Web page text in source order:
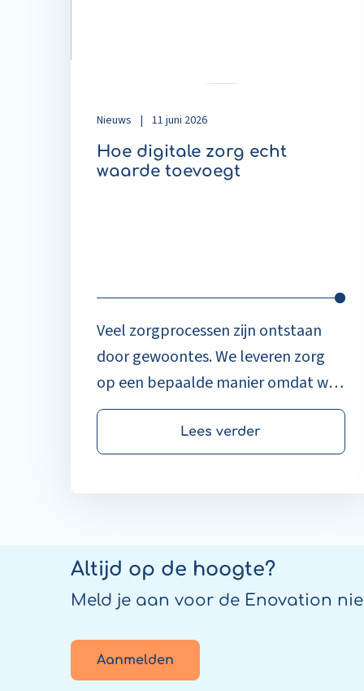
Nieuws | 11 juni 2026
Hoe digitale zorg echt
waarde toevoegt
Veel zorgprocessen zijn ontstaan
door gewoontes. We leveren zorg
op een bepaalde manier omdat we
dit nu eenmaal zo doen. Op het ICT
& Health Congres bespraken
Thomas Timmers, medeoprichter
digitalisering van de zorg deze
gewoontes kan doorbreken. Niet
door meer technologie toe te
voegen, maar door zorg slimmer,
menselijker en passender in te
Lees verder
Altijd op de hoogte?
Meld je aan voor de Enovation
Aanmelden